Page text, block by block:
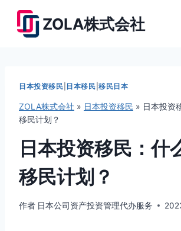
ZOLA株式会社
日本投资移民 日本移民 |移民日本
ZOLA株式会社 » 日本投资移民 » 日本投资
移民计划？
日本投资移民：什
移民计划？
作者 日本公司资产投资管理代办服务